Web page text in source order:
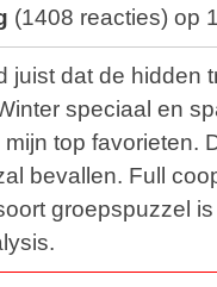
(1408 reacties) op
juist dat de hidden
speciaal en
top favorieten.
bevallen. Full
groepspuzzel